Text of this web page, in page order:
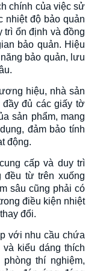
chính của việc sử
nhiệt độ bảo quản
trì ổn định và đồng
bảo quản. Hiệu
bảo quản, lưu
hiệu, nhà sản
đủ các giấy tờ
sản phẩm, mang
đảm bảo tính
động.
cấp và duy trì
đều từ trên xuống
sâu cũng phải có
điều kiện nhiệt
đổi.
với nhu cầu chứa
kiểu dáng thích
thí nghiệm,